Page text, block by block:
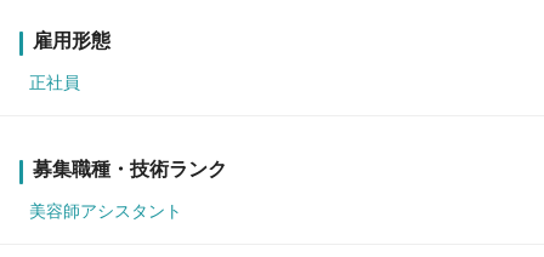
雇用形態
正社員
募集職種・技術ランク
美容師アシスタント